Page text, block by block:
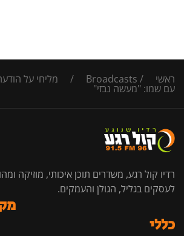
ראשי /
Broadcasts
/ מליחי על
עם שמו: "מעשה נבזי"
רדיו קול רגע, משדרים תוכן איכותי, מוזיקה
לעסקים בגליל, הגולן והעמקים.
כללי